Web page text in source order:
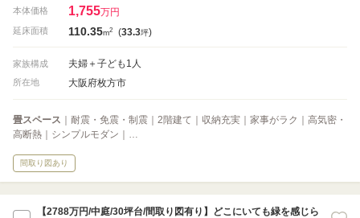
本体価格 1,755万円
延床面積 110.35m2 (33.3坪)
家族構成 夫婦＋子ども1人
所在地 大阪府枚方市
畳スペース ｜耐震・免震・制震｜2階建て｜収納充実｜家事がラク｜高気密・
高断熱｜シンプルモダン｜…
間取り図あり
【2788万円/中庭/30坪台/間取り図有り】どこにいても緑を感じら